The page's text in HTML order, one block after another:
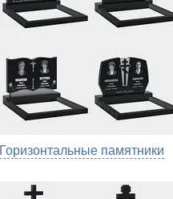
Горизонтальные памятники